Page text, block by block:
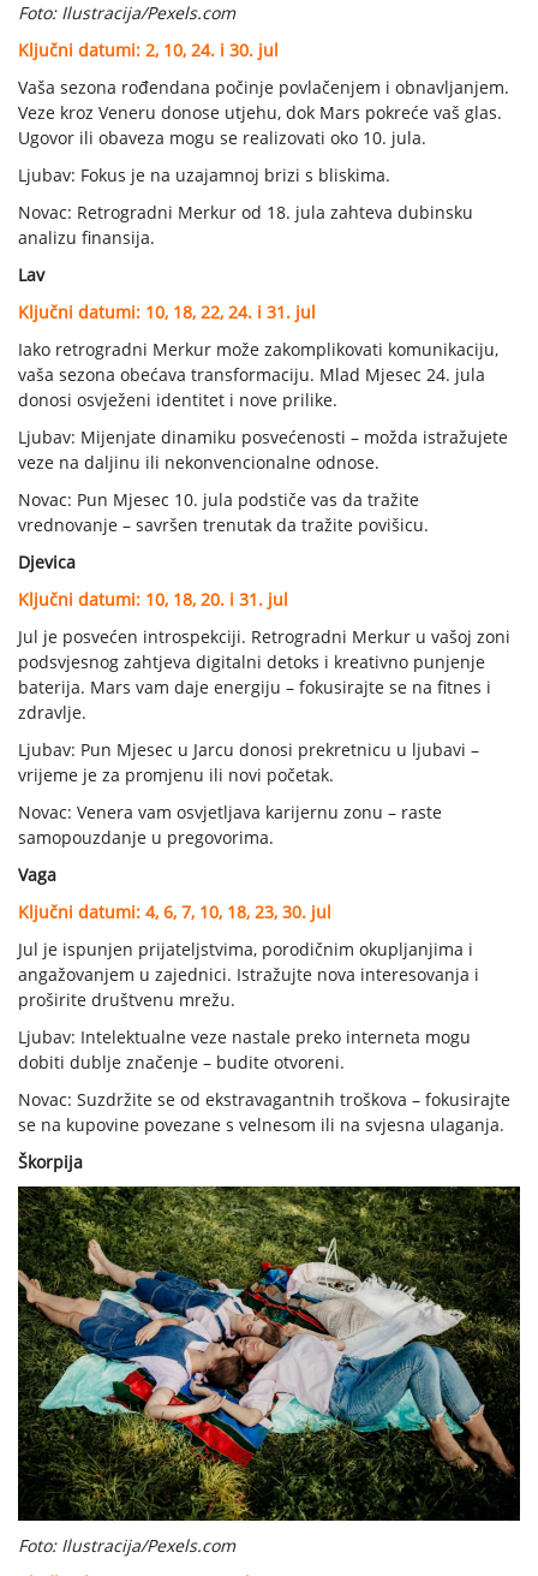
Foto: Ilustracija/Pexels.com
Ključni datumi: 2, 10, 24. i 30. jul
Vaša sezona rođendana počinje povlačenjem i obnavljanjem.
Veze kroz Veneru donose utjehu, dok Mars pokreće vaš glas.
Ugovor ili obaveza mogu se realizovati oko 10. jula.
Ljubav: Fokus je na uzajamnoj brizi s bliskima.
Novac: Retrogradni Merkur od 18. jula zahteva dubinsku
analizu finansija.
Lav
Ključni datumi: 10, 18, 22, 24. i 31. jul
Iako retrogradni Merkur može zakomplikovati komunikaciju,
vaša sezona obećava transformaciju. Mlad Mjesec 24. jula
donosi osvježeni identitet i nove prilike.
Ljubav: Mijenjate dinamiku posvećenosti – možda istražujete
veze na daljinu ili nekonvencionalne odnose.
Novac: Pun Mjesec 10. jula podstiče vas da tražite
vrednovanje – savršen trenutak da tražite povišicu.
Djevica
Ključni datumi: 10, 18, 20. i 31. jul
Jul je posvećen introspekciji. Retrogradni Merkur u vašoj zoni
podsvjesnog zahtjeva digitalni detoks i kreativno punjenje
baterija. Mars vam daje energiju – fokusirajte se na fitnes i
zdravlje.
Ljubav: Pun Mjesec u Jarcu donosi prekretnicu u ljubavi –
vrijeme je za promjenu ili novi početak.
Novac: Venera vam osvjetljava karijernu zonu – raste
samopouzdanje u pregovorima.
Vaga
Ključni datumi: 4, 6, 7, 10, 18, 23, 30. jul
Jul je ispunjen prijateljstvima, porodičnim okupljanjima i
angažovanjem u zajednici. Istražujte nova interesovanja i
proširite društvenu mrežu.
Ljubav: Intelektualne veze nastale preko interneta mogu
dobiti dublje značenje – budite otvoreni.
Novac: Suzdržite se od ekstravagantnih troškova – fokusirajte
se na kupovine povezane s velnesom ili na svjesna ulaganja.
Škorpija
Foto: Ilustracija/Pexels.com